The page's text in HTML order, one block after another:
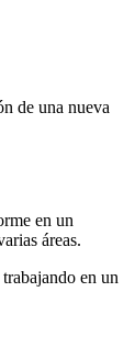
de una nueva
en un
áreas.
en un